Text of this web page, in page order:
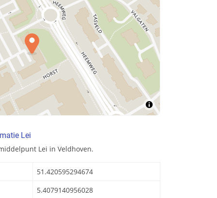
Lei
Lei in Veldhoven.
51.420595294674
5.4079140956028